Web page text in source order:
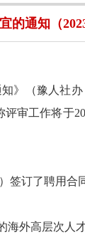
通知（
》（豫人社
审工作将于
签订了聘用合
外高层次人